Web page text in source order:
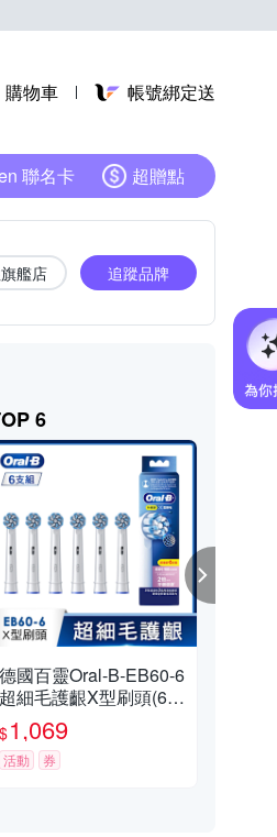
購物車 帳號綁定送
聯名卡 超贈點
艦店 追蹤品牌
6
德國百靈Oral-B-EB60-6
超細毛護齦X型刷頭(6
入)
$1,069
活動 券